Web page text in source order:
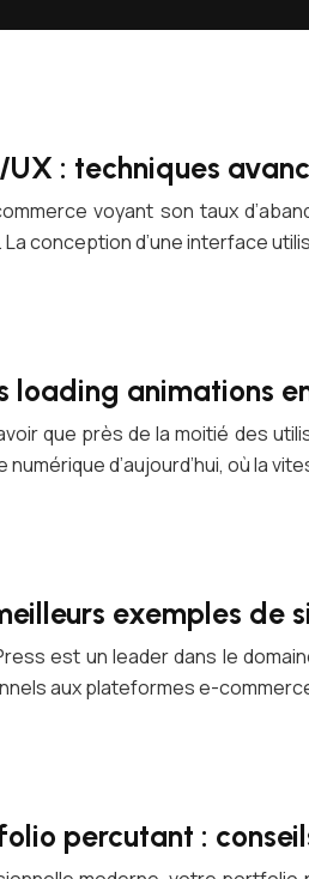
UX : techniques
voyant son taux
conception d’une interface
loading animations
que près de la moitié des
numérique d’aujourd’hui, où la
exemples de
est un leader dans le
aux plateformes e-
percutant :